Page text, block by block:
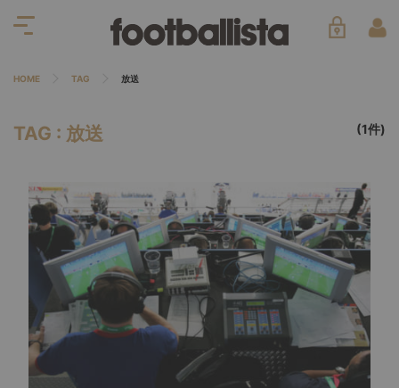
HOME TAG 放送
TAG : 放送 (1件)